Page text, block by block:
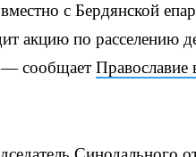
с Бердянской
акцию по расселению
— сообщает Православие